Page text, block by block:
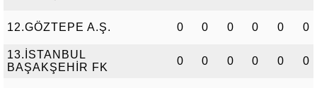
12.GÖZTEPE A.Ş. 0 0 0 0 0 0
13.İSTANBUL
BAŞAKŞEHİR FK
0 0 0 0 0 0